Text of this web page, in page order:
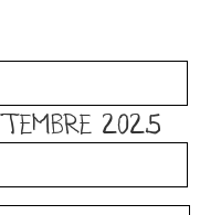
2025